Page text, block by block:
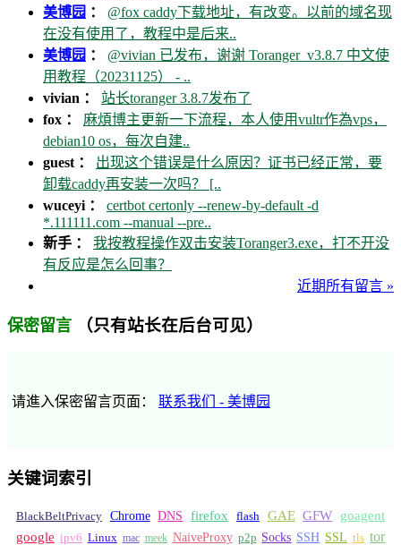
美博园 ： @fox caddy下载地址，有改变。以前的域名现
在没有使用了，教程中是后来..
美博园 ： @vivian 已发布，谢谢 Toranger_v3.8.7 中文使
用教程（20231125） - ..
vivian ： 站长toranger 3.8.7发布了
fox ： 麻煩博主更新一下流程，本人使用vultr作為vps，
debian10 os，每次自建..
guest ： 出现这个错误是什么原因？证书已经正常，要
卸载caddy再安装一次吗？ [..
wuceyi ： certbot certonly --renew-by-default -d
*.111111.com --manual --pre..
新手 ： 我按教程操作双击安装Toranger3.exe，打不开没
有反应是怎么回事？
近期所有留言 »
保密留言 （只有站长在后台可见）
请進入保密留言页面： 联系我们 - 美博园
关键词索引
BlackBeltPrivacy Chrome DNS firefox flash GAE GFW
goagent
google ipv6 Linux mac meek NaiveProxy p2p Socks SSH SSL tls tor